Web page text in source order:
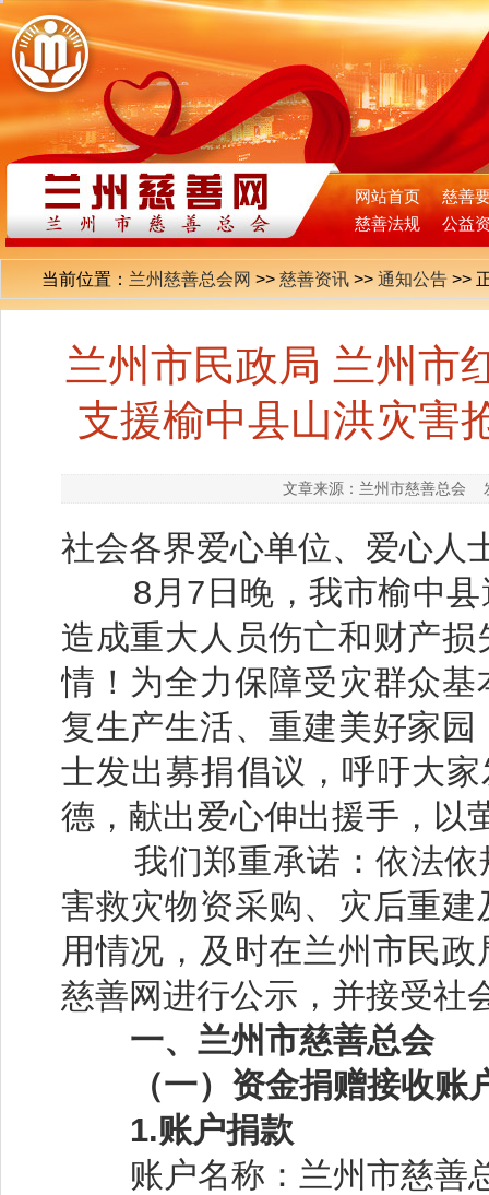
网站首页
慈善
慈善法规
公益
当前位置： 兰州慈善总会网 >> 慈善资讯 >> 通知公告 >>
兰州市民政局 兰州市
支援榆中县山洪灾害
文章来源：兰州市慈善总会
社会各界爱心单位、爱心人
8月7日晚，我市榆中县
造成重大人员伤亡和财产
情！为全力保障受灾群众
复生产生活、重建美好家
士发出募捐倡议，呼吁大
德，献出爱心伸出援手，以
我们郑重承诺：依法依
害救灾物资采购、灾后重
用情况，及时在兰州市民
慈善网进行公示，并接受社
一、兰州市慈善总会
（一）资金捐赠接收账
1.账户捐款
账户名称：兰州市慈善